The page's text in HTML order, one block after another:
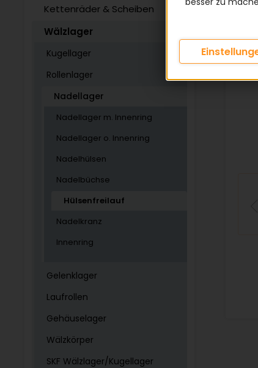
Kettenräder & Scheiben
Wälzlager
Kugellager
Rollenlager
Nadellager
Nadellager m. Innenring
Nadellager o. Innenring
Nadelhülsen
Nadelbüchse
Hülsenfreilauf
Nadelkranz
Innenring
Gelenklager
Laufrollen
Gehäuselager
Wälzkörper
SKF Wälzlager/Kugellager